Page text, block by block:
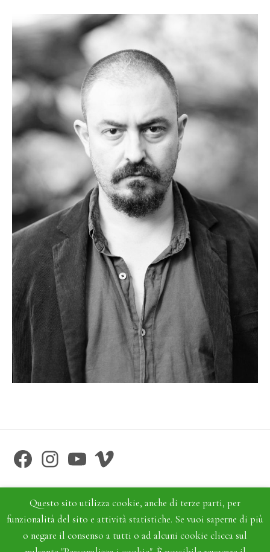
Facebook
Instagram
YouTube
Vimeo
Questo sito utilizza cookie, anche di terze parti, per
funzionalità del sito e attività statistiche. Se vuoi saperne di più
o negare il consenso a tutti o ad alcuni cookie clicca sul